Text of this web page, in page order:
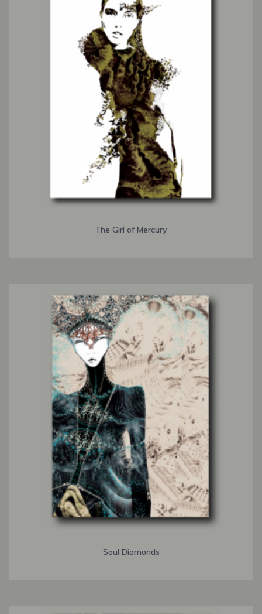
The Girl of Mercury
Soul Diamonds